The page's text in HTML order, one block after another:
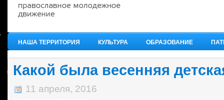
НАША ТЕРРИТОРИЯ КУЛЬТУРА ОБРАЗОВАНИЕ
Какой была весенняя
11 апреля, 2016